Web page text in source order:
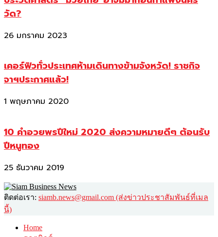
วัด?
26 มกราคม 2023
เคอร์ฟิวทั่วประเทศห้ามเดินทางข้ามจังหวัด! ราชกิจ
จาฯประกาศแล้ว!
1 พฤษภาคม 2020
10 คำอวยพรปีใหม่ 2020 ส่งความหมายดีๆ ต้อนรับ
ปีหนูทอง
25 ธันวาคม 2019
ติดต่อเรา: siamb.news@gmail.com (ส่งข่าวประชาสัมพันธ์ที่เมล
นี้)
Home